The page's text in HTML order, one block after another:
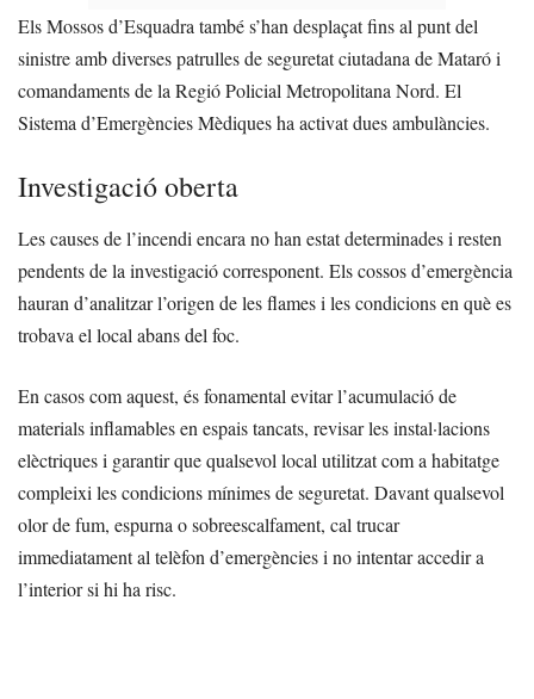
Els Mossos d’Esquadra també s’han desplaçat fins al punt del
sinistre amb diverses patrulles de seguretat ciutadana de Mataró i
comandaments de la Regió Policial Metropolitana Nord. El
Sistema d’Emergències Mèdiques ha activat dues ambulàncies.
Investigació oberta
Les causes de l’incendi encara no han estat determinades i resten
pendents de la investigació corresponent. Els cossos d’emergència
hauran d’analitzar l’origen de les flames i les condicions en què es
trobava el local abans del foc.
En casos com aquest, és fonamental evitar l’acumulació de
materials inflamables en espais tancats, revisar les instal·lacions
elèctriques i garantir que qualsevol local utilitzat com a habitatge
compleixi les condicions mínimes de seguretat. Davant qualsevol
olor de fum, espurna o sobreescalfament, cal trucar
immediatament al telèfon d’emergències i no intentar accedir a
l’interior si hi ha risc.